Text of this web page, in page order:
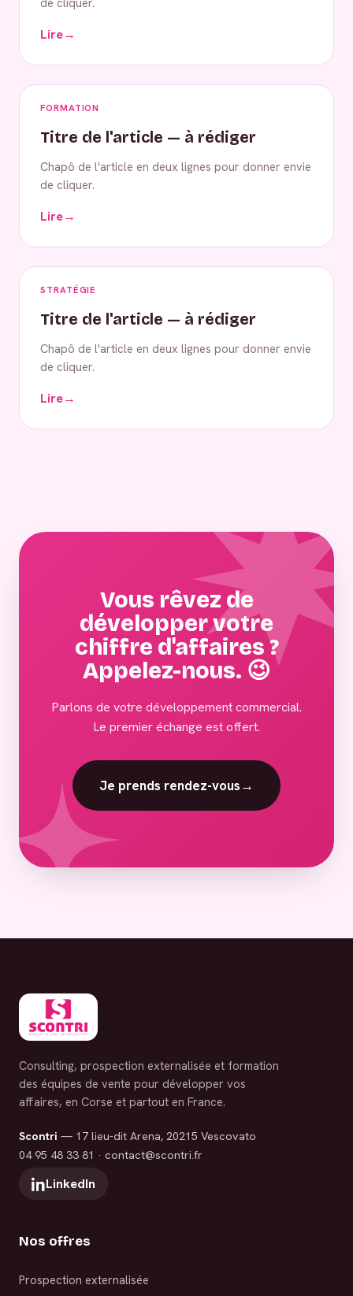
Lire→
FORMATION
Titre de l'article — à rédiger
Chapô de l'article en deux lignes pour donner envie
de cliquer.
Lire→
STRATÉGIE
Titre de l'article — à rédiger
Chapô de l'article en deux lignes pour donner envie
de cliquer.
Lire→
Vous rêvez de
développer votre
chiffre d'affaires ?
Appelez-nous. 😉
Parlons de votre développement commercial.
Le premier échange est offert.
Je prends rendez-vous→
Consulting, prospection externalisée et formation
des équipes de vente pour développer vos
affaires, en Corse et partout en France.
Scontri — 17 lieu-dit Arena, 20215 Vescovato
04 95 48 33 81 · contact@scontri.fr
LinkedIn
Nos offres
Prospection externalisée